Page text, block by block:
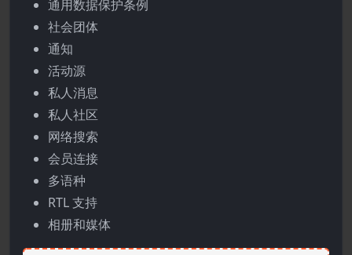
通用数据保护条例
社会团体
通知
活动源
私人消息
私人社区
网络搜索
会员连接
多语种
RTL 支持
相册和媒体